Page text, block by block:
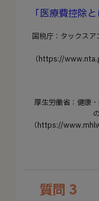
「医療費控除と
国税庁：タックス
（https://
厚生労働省：健康
（https://
質問 3